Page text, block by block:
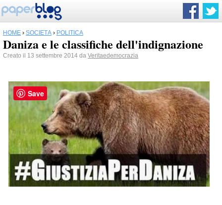
HOME › SOCIETÀ › POLITICA
Daniza e le classifiche dell'indignazione
Creato il 13 settembre 2014 da Veritaedemocrazia
Save